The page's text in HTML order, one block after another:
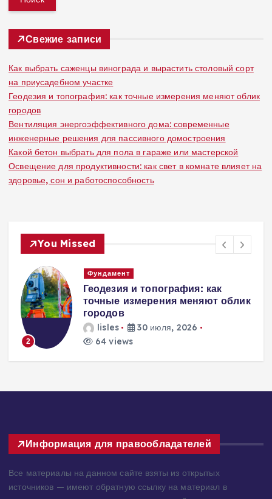
т
Свежие записи
Как выбрать саженцы винограда и вырастить столовый сорт
на приусадебном участке
Геодезия и топография: как точные измерения меняют облик
городов
Вентиляция энергоэффективного дома: современные
инженерные решения для пассивного домостроения
Какой бетон выбрать для пола в гараже или мастерской
Освещение для продуктивности: как свет в комнате влияет на
здоровье, сон и работоспособность
You Missed
и топография: как
измерения меняют облик
30 июля, 2026
Информация для правообладателей
Все материалы на данном сайте взяты из открытых
источников — имеют обратную ссылку на материал в